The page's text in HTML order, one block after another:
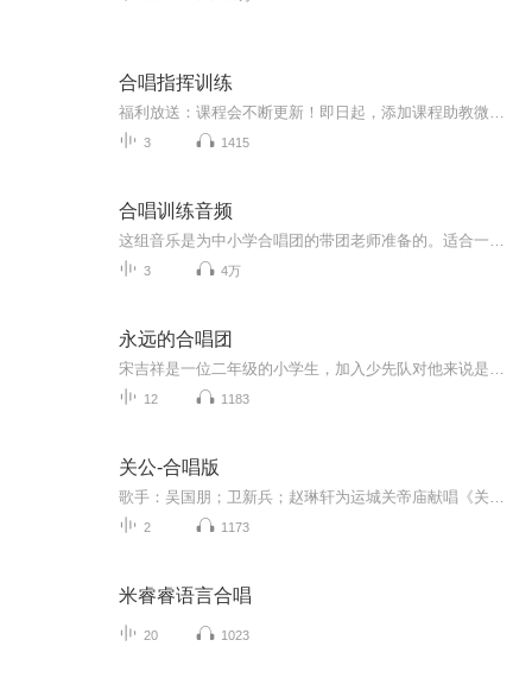
合唱指挥训练
3 1415
合唱训练音频
3 4万
永远的合唱团
12 1183
关公-合唱版
2 1173
米睿睿语言合唱
20 1023